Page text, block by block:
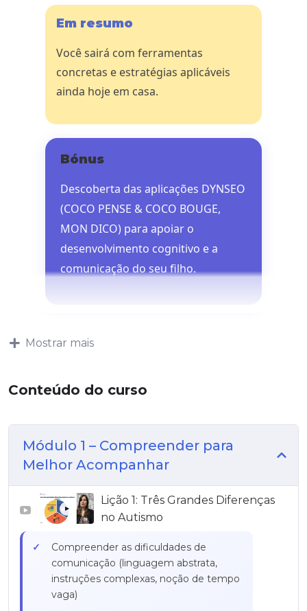
Em resumo
Você sairá com ferramentas
concretas e estratégias aplicáveis
ainda hoje em casa.
Bónus
Descoberta das aplicações DYNSEO
(COCO PENSE & COCO BOUGE,
MON DICO) para apoiar o
desenvolvimento cognitivo e a
comunicação do seu filho.
Mostrar mais
Conteúdo do curso
Módulo 1 – Compreender para
Melhor Acompanhar
▶
Lição 1: Três Grandes Diferenças
no Autismo
Compreender as dificuldades de
comunicação (linguagem abstrata,
instruções complexas, noção de tempo
vaga)